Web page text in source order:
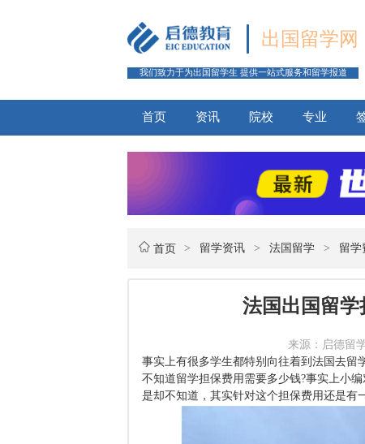
出国留学网
我们致力于为出国留学生 提供一站式服务和留学报道
首页 资讯 院校 专业
首页 > 留学资讯 > 法国留学 > 留学
法国出国留
来源：启德留
事实上有很多学生都特别向往着到法国去留
不知道留学担保费用需要多少钱?事实上小
是却不知道，其实针对这个担保费用还是有